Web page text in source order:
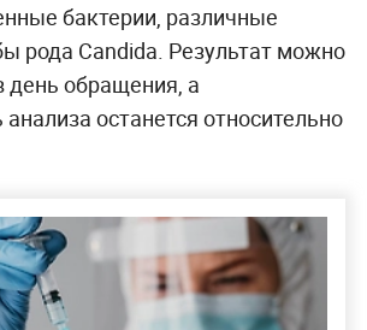
бактерии, различные
рода Candida. Результат можно
день обращения, а
останется относительно